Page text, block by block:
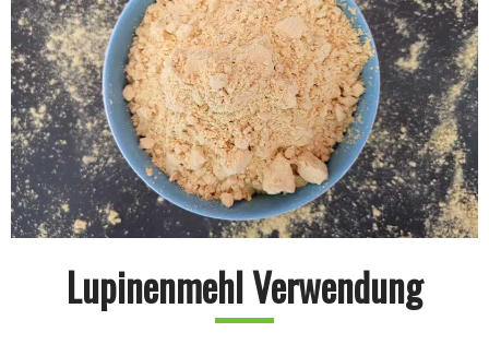
Lupinenmehl Verwendung